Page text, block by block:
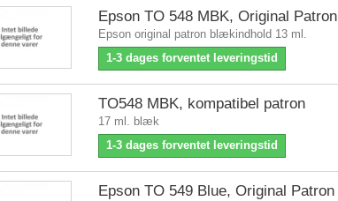
Epson TO 548 MBK, Original Patron
Epson original patron blækindhold 13 ml.
1-3 dages forventet leveringstid
TO548 MBK, kompatibel patron
17 ml. blæk
1-3 dages forventet leveringstid
Epson TO 549 Blue, Original Patron